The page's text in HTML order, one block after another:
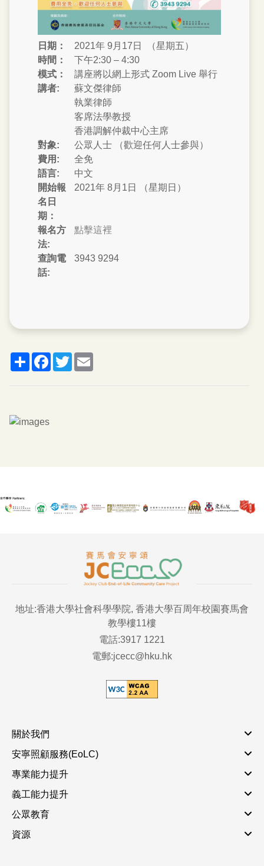
日期：
2021年 9月17日 （星期五）
時間：
下午2:30 – 4:30
模式：
講座將以網上形式 Zoom Live 舉行
講者:
蘇文傑律師
執業律師
客席法學教授
香港調解仲裁中心主席
對象:
公眾人士 （歡迎任何人士參與）
費用:
全免
語言:
中文
開始報
名日
期：
2021年 8月1日 （星期日）
報名方
法:
點擊這裡
查詢電
話:
3943 9294
分
享
脸
书
推
特
地址:香港大學社會科學學院, 香港大學百周年校園賽馬會
教學樓11樓
電話:3917 1221
電郵:jcecc@hku.hk
關於我們
安寧照顧服務(EoLC)
專業能力提升
義工能力提升
公眾教育
資源